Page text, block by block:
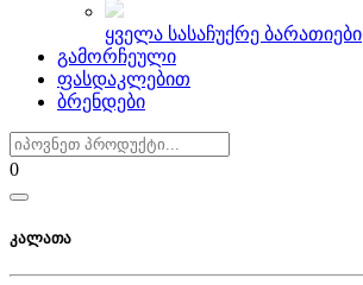
ყველა სასაჩუქრე ბარათიები
გამორჩეული
ფასდაკლებით
ბრენდები
0
კალათა